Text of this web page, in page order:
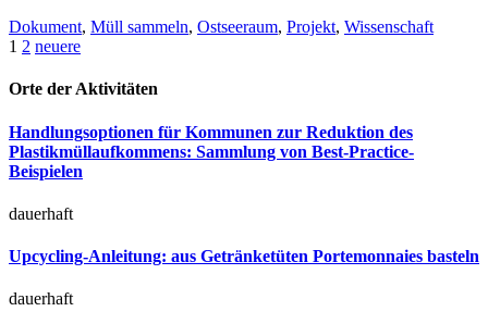
Dokument, Müll sammeln, Ostseeraum, Projekt, Wissenschaft
Beitragsnavigation
1 2 neuere
Orte der Aktivitäten
Handlungsoptionen für Kommunen zur Reduktion des
Plastikmüllaufkommens: Sammlung von Best-Practice-
Beispielen
dauerhaft
Upcycling-Anleitung: aus Getränketüten Portemonnaies basteln
dauerhaft